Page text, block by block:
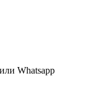
Whatsapp